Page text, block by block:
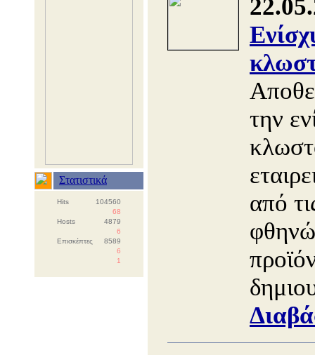
Στατιστικά
Hits
104560
68
Hosts
4879
6
Επισκέπτες
8589
6
1
την
από